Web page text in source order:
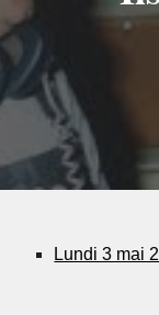
Lundi 3 mai